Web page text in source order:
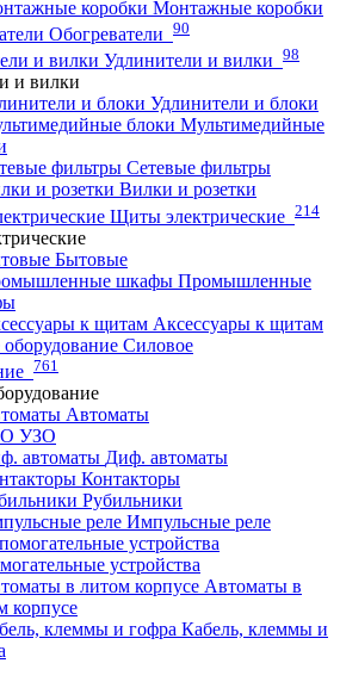
Монтажные коробки
Обогреватели 90
Удлинители и вилки 98
и вилки
Удлинители и блоки
Мультимедийные
Сетевые фильтры
Вилки и розетки
Щиты электрические 214
Бытовые
Промышленные
Аксессуары к щитам
Силовое
761
Автоматы
УЗО
Диф. автоматы
Контакторы
Рубильники
Импульсные реле
устройства
Автоматы в
корпусе
Кабель, клеммы и